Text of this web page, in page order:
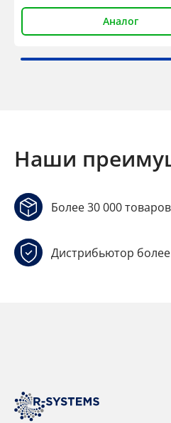
Аналог
Наши
Более 30 000
Дистрибьютор